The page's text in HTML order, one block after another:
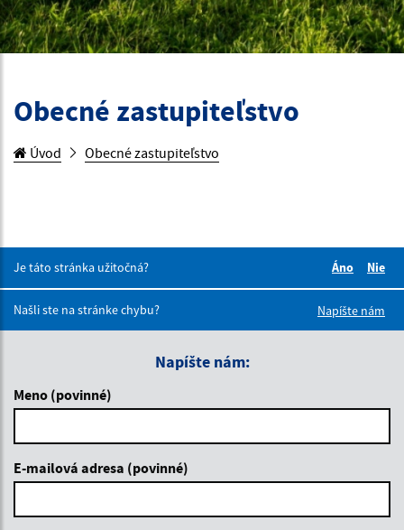
Obecné zastupiteľstvo
Úvod Obecné zastupiteľstvo
Je táto stránka užitočná?
Áno
Nie
Našli ste na stránke chybu?
Napíšte nám
Napíšte nám:
Meno (povinné)
E-mailová adresa (povinné)